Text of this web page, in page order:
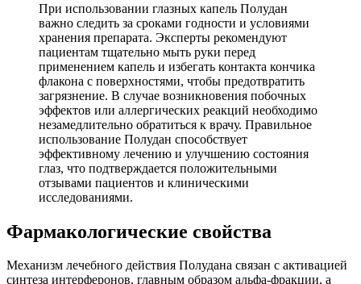
При использовании глазных капель Полудан
важно следить за сроками годности и условиями
хранения препарата. Эксперты рекомендуют
пациентам тщательно мыть руки перед
применением капель и избегать контакта кончика
флакона с поверхностями, чтобы предотвратить
загрязнение. В случае возникновения побочных
эффектов или аллергических реакций необходимо
незамедлительно обратиться к врачу. Правильное
использование Полудан способствует
эффективному лечению и улучшению состояния
глаз, что подтверждается положительными
отзывами пациентов и клиническими
исследованиями.
Фармакологические свойства
Механизм лечебного действия Полудана связан с активацией
синтеза интерферонов, главным образом альфа-фракции, а